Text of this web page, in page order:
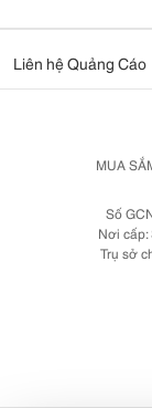
Liên hệ Quảng Cáo
MUA
Số
Nơi
Trụ sở